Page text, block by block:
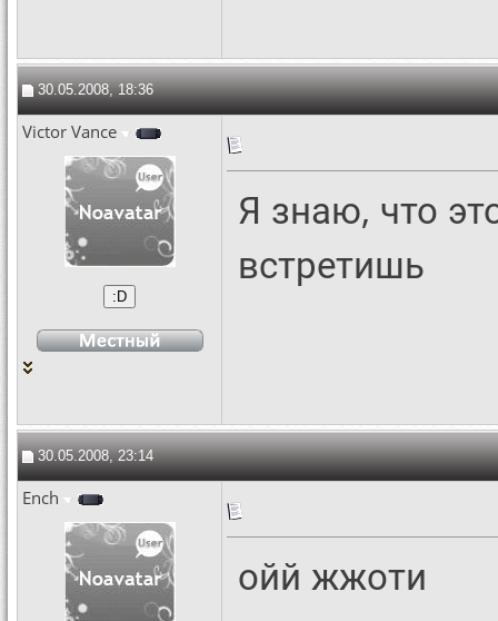
30.05.2008, 18:36
Victor Vance
Я знаю, что
встретишь
30.05.2008, 23:14
Ench
ойй жжоти